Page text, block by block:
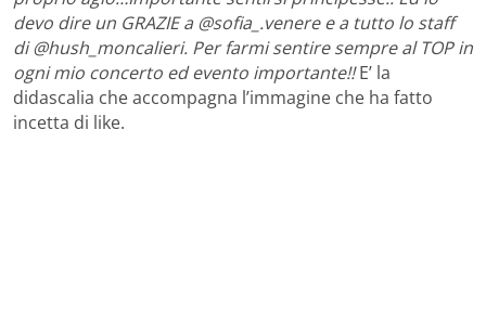
devo dire un GRAZIE a @sofia_.venere e a tutto lo staff
di @hush_moncalieri. Per farmi sentire sempre al TOP in
ogni mio concerto ed evento importante!!E’ la
didascalia che accompagna l’immagine che ha fatto
incetta di like.